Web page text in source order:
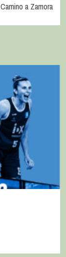
Camino a Zamora